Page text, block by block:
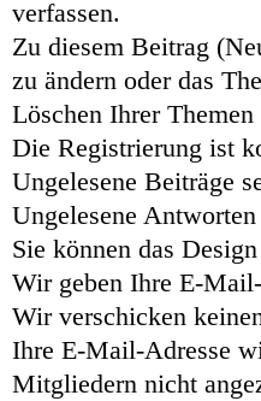
verfassen.
Zu diesem Beitrag
zu ändern oder das
Löschen Ihrer
Die Registrierung ist
Ungelesene Beiträge
Ungelesene
Sie können das
Wir geben Ihre E-
Wir verschicken
Ihre E-Mail-Adresse
Mitgliedern nicht